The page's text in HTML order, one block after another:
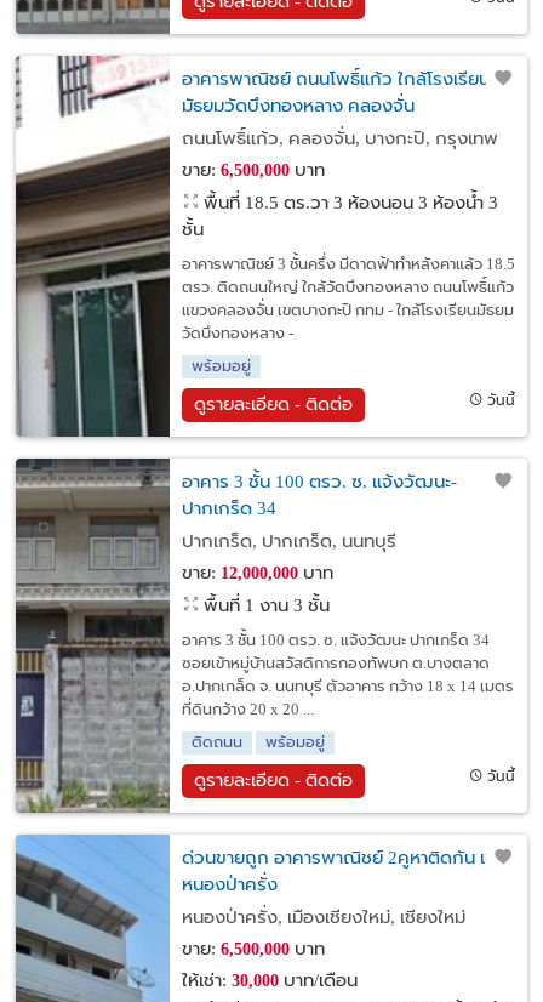
อาคารพาณิชย์ ถนนโพธิ์แก้ว ใกล้โรงเรียน
มัธยมวัดบึงทองหลาง คลองจั่น
ถนนโพธิ์แก้ว, คลองจั่น, บางกะปิ, กรุงเทพ
ขาย: 6,500,000บาท
พื้นที่ 18.5 ตร.วา 3 ห้องนอน 3 ห้องน้ำ 3
ชั้น
อาคารพาณิชย์ 3 ชั้นครึ่ง มีดาดฟ้าทำหลังคาแล้ว 18.5
ตรว. ติดถนนใหญ่ ใกล้วัดบึงทองหลาง ถนนโพธิ์แก้ว
แขวงคลองจั่น เขตบางกะปิ กทม - ใกล้โรงเรียนมัธยม
วัดบึงทองหลาง -
พร้อมอยู่
ดูรายละเอียด - ติดต่อ วันนี้
อาคาร 3 ชั้น 100 ตรว. ซ. แจ้งวัฒนะ-
ปากเกร็ด 34
ปากเกร็ด, ปากเกร็ด, นนทบุรี
ขาย: 12,000,000บาท
พื้นที่ 1 งาน 3 ชั้น
อาคาร 3 ชั้น 100 ตรว. ซ. แจ้งวัฒนะ ปากเกร็ด 34
ซอยเข้าหมู่บ้านสวัสดิการกองทัพบก ต.บางตลาด
อ.ปากเกล็ด จ. นนทบุรี ตัวอาคาร กว้าง 18 x 14 เมตร
ที่ดินกว้าง 20 x 20 ...
ติดถนน
พร้อมอยู่
ดูรายละเอียด - ติดต่อ วันนี้
ด่วนขายถูก อาคารพาณิชย์ 2คูหาติดกัน เขต
หนองป่าครั่ง
หนองป่าครั่ง, เมืองเชียงใหม่, เชียงใหม่
ขาย: 6,500,000บาท
ให้เช่า: 30,000บาท/เดือน